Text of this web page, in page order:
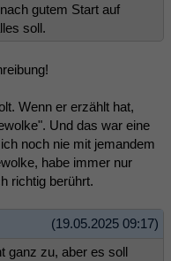
gutem Start auf
soll.
Wenn er erzählt hat,
Und das war eine
noch nie mit jemandem
habe immer nur
richtig berührt.
(19.05.2025 09:17)
ganz zu, aber es soll